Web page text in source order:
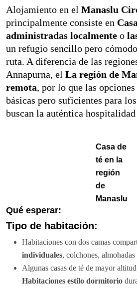
Alojamiento en el Manaslu
principalmente consiste en
administradas localmente o
un refugio sencillo pero
ruta. A diferencia de las
Annapurna, el La región de
remota, por lo que las
básicas pero suficientes para
buscan la auténtica
Casa de
té en la
región
de
Manaslu
Qué esperar:
Tipo de habitación:
Habitaciones con dos camas
individuales, colchones, almohadas
Algunas casas de té de mayor
Habitaciones estilo dormitorio